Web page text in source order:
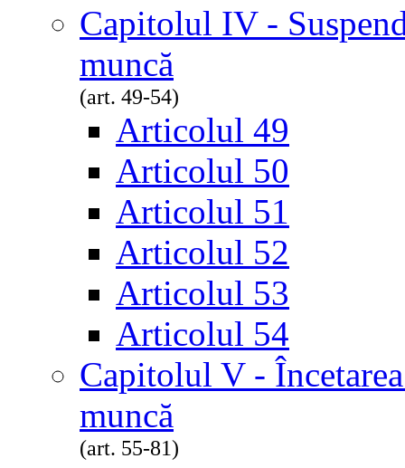
Capitolul IV -
muncă
(art. 49-54)
Articolul 49
Articolul 50
Articolul 51
Articolul 52
Articolul 53
Articolul 54
Capitolul V -
muncă
(art. 55-81)